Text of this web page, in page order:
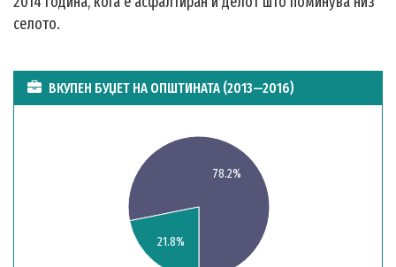
селото.
ВКУПЕН БУЏЕТ НА ОПШТИНАТА (2013—2016)
78.2%
21.8%